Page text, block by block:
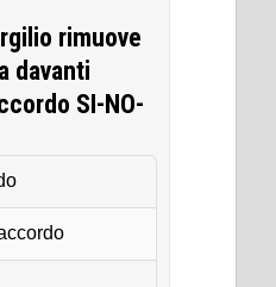
rimuove
davanti
SI-NO-